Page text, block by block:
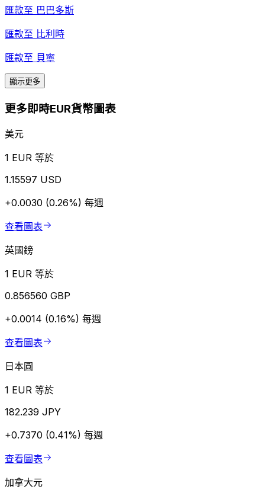
匯款至 巴巴多斯
匯款至 比利時
匯款至 貝寧
顯示更多
更多即時EUR貨幣圖表
美元
1 EUR 等於
1.15597 USD
+0.0030 (0.26%) 每週
查看圖表
英國鎊
1 EUR 等於
0.856560 GBP
+0.0014 (0.16%) 每週
查看圖表
日本圓
1 EUR 等於
182.239 JPY
+0.7370 (0.41%) 每週
查看圖表
加拿大元